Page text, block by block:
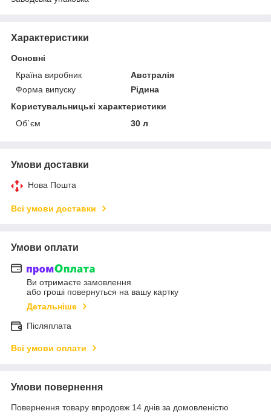
Характеристики
Основні
Країна виробник
Австралія
Форма випуску
Рідина
Користувальницькі характеристики
Об`єм
30 л
Умови доставки
Нова Пошта
Всі умови доставки
Умови оплати
Ви отримаєте замовлення
або гроші повернуться на вашу картку
Детальніше
Післяплата
Всі умови оплати
Умови повернення
Повернення товару впродовж 14 днів за домовленістю